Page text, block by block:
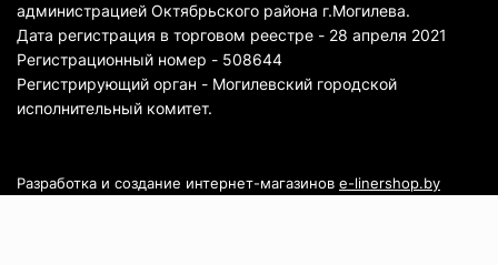
администрацией Октябрьского района г.Могилева.
Дата регистрация в торговом реестре - 28 апреля 2021
Регистрационный номер - 508644
Регистрирующий орган - Могилевский городской
исполнительный комитет.
Разработка и создание интернет-магазинов e-linershop.by